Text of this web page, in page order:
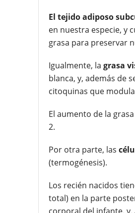
El tejido adiposo
en nuestra especie, y
grasa para preservar
Igualmente, la grasa
blanca, y, además de
citoquinas que
El aumento de la
2.
Por otra parte, las
(termogénesis).
Los recién nacidos
total) en la parte